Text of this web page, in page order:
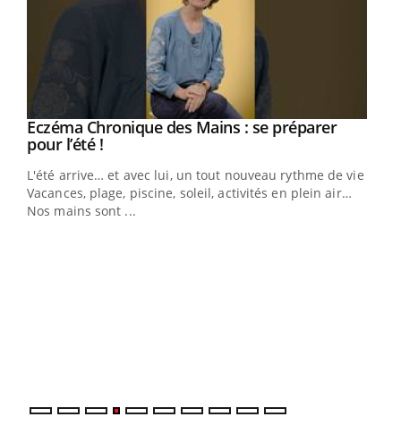
Youtube
Eczéma Chronique des Mains : se préparer
pour l’été !Youtube
L'été arrive… et avec lui, un tout nouveau rythme de vie !
Vacances, plage, piscine, soleil, activités en plein air…
Nos mains sont ...